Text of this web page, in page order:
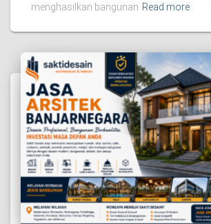
menghasilkan bangunan Read more